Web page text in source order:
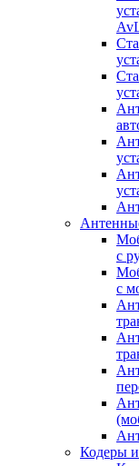
с
с
Кодеры